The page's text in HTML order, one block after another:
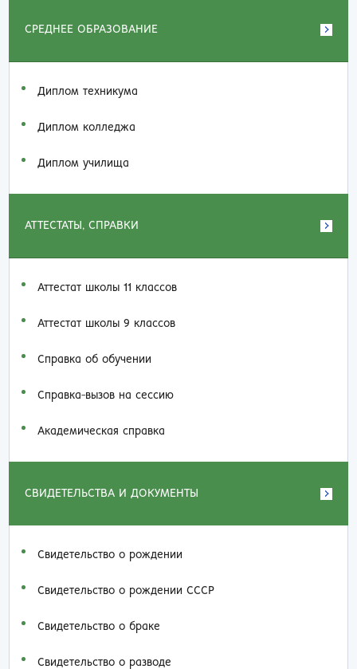
СРЕДНЕЕ ОБРАЗОВАНИЕ
Диплом техникума
Диплом колледжа
Диплом училища
АТТЕСТАТЫ, СПРАВКИ
Аттестат школы 11 классов
Аттестат школы 9 классов
Справка об обучении
Справка-вызов на сессию
Академическая справка
СВИДЕТЕЛЬСТВА И ДОКУМЕНТЫ
Свидетельство о рождении
Свидетельство о рождении СССР
Свидетельство о браке
Свидетельство о разводе